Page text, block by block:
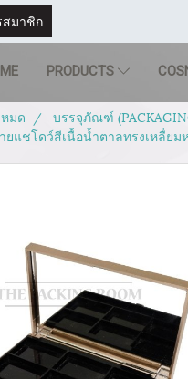
มาชิก
PRODUCTS
มด บรรจุภัณฑ์
แชโดว์สีเนื้อน้ำตาลทรงเหลื่ยม